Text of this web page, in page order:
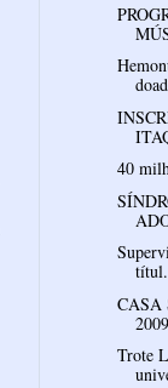
40
CASA
2009
Trote